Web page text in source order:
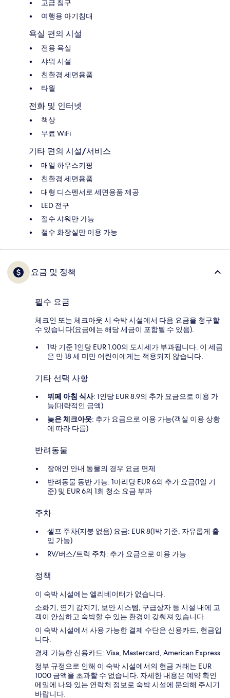
고급 침구
여행용 아기침대
욕실 편의 시설
전용 욕실
샤워 시설
친환경 세면용품
타월
전화 및 인터넷
책상
무료 WiFi
기타 편의 시설/서비스
매일 하우스키핑
친환경 세면용품
대형 디스펜서로 세면용품 제공
LED 전구
절수 샤워만 가능
절수 화장실만 이용 가능
요금 및 정책
필수 요금
체크인 또는 체크아웃 시 숙박 시설에서 다음 요금을 청구할
수 있습니다(요금에는 해당 세금이 포함될 수 있음).
1박 기준 1인당 EUR 1.00의 도시세가 부과됩니다. 이 세금
은 만 18 세 미만 어린이에게는 적용되지 않습니다.
기타 선택 사항
뷔페 아침 식사: 1인당 EUR 8.9의 추가 요금으로 이용 가
능(대략적인 금액)
늦은 체크아웃: 추가 요금으로 이용 가능(객실 이용 상황
에 따라 다름)
반려동물
장애인 안내 동물의 경우 요금 면제
반려동물 동반 가능: 1마리당 EUR 6의 추가 요금(1일 기
준) 및 EUR 6의 1회 청소 요금 부과
주차
셀프 주차(지붕 없음) 요금: EUR 8(1박 기준, 자유롭게 출
입 가능)
RV/버스/트럭 주차: 추가 요금으로 이용 가능
정책
이 숙박 시설에는 엘리베이터가 없습니다.
소화기, 연기 감지기, 보안 시스템, 구급상자 등 시설 내에 고
객이 안심하고 숙박할 수 있는 환경이 갖춰져 있습니다.
이 숙박 시설에서 사용 가능한 결제 수단은 신용카드, 현금입
니다.
결제 가능한 신용카드: Visa, Mastercard, American Express
정부 규정으로 인해 이 숙박 시설에서의 현금 거래는 EUR
1000 금액을 초과할 수 없습니다. 자세한 내용은 예약 확인
메일에 나와 있는 연락처 정보로 숙박 시설에 문의해 주시기
바랍니다.